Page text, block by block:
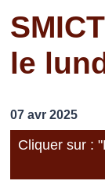
La mairie
Découvrir
Vos
le
07 avr 2025
Cliquer sur :